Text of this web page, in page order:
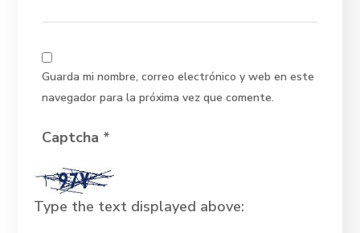
Guarda mi nombre, correo electrónico y web en este
navegador para la próxima vez que comente.
Captcha *
Type the text displayed above: